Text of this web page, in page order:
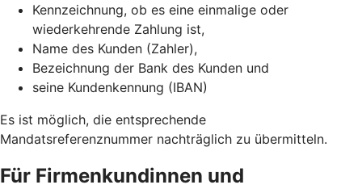
Kennzeichnung, ob es eine einmalige oder
wiederkehrende Zahlung ist,
Name des Kunden (Zahler),
Bezeichnung der Bank des Kunden und
seine Kundenkennung (IBAN)
Es ist möglich, die entsprechende
Mandatsreferenznummer nachträglich zu übermitteln.
Für Firmenkundinnen und